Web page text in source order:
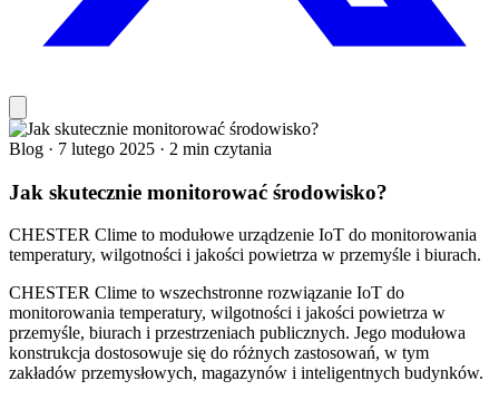
Blog · 7 lutego 2025 · 2 min czytania
Jak skutecznie monitorować środowisko?
CHESTER Clime to modułowe urządzenie IoT do monitorowania
temperatury, wilgotności i jakości powietrza w przemyśle i biurach.
CHESTER Clime to wszechstronne rozwiązanie IoT do
monitorowania temperatury, wilgotności i jakości powietrza w
przemyśle, biurach i przestrzeniach publicznych. Jego modułowa
konstrukcja dostosowuje się do różnych zastosowań, w tym
zakładów przemysłowych, magazynów i inteligentnych budynków.